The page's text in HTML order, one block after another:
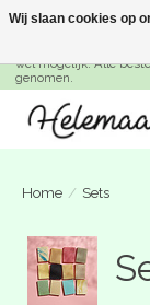
SUMMER BREAK!
wel mogelijk. Alle
genomen.
Home / Sets
Wij slaan cookies op